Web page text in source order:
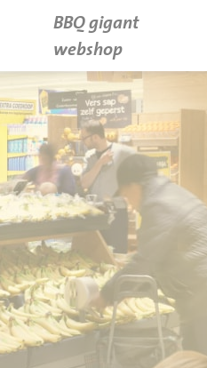
BBQ gigant
webshop